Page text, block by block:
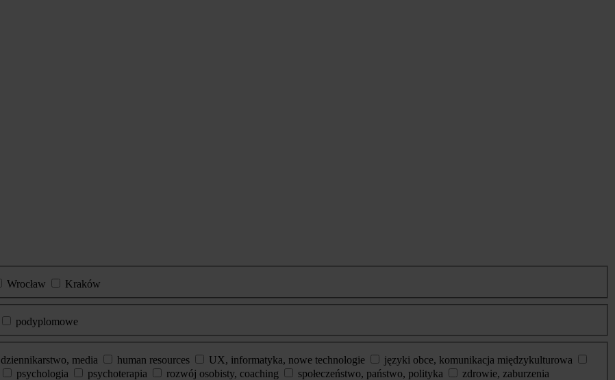
Wrocław
Kraków
podyplomowe
dziennikarstwo, media human resources UX, informatyka, nowe technologie
języki obce, komunikacja międzykulturowa
psychologia psychoterapia rozwój osobisty, coaching społeczeństwo, państwo, polityka
zdrowie, zaburzenia